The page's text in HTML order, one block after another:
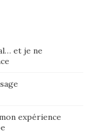
et je ne
expérience